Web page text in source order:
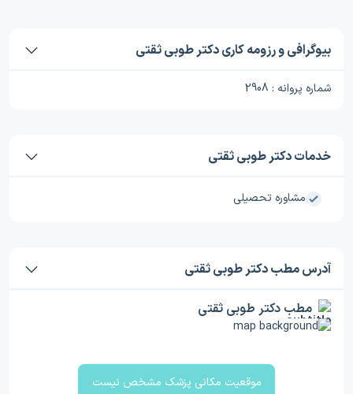
بیوگرافی و رزومه کاری دکتر طوبی ثقتی
شماره پروانه : 2908
خدمات دکتر طوبی ثقتی
مشاوره تحصیلی
آدرس مطب دکتر طوبی ثقتی
مطب دکتر طوبی ثقتی
موقعیت مکانی پزشک مشخص نیست